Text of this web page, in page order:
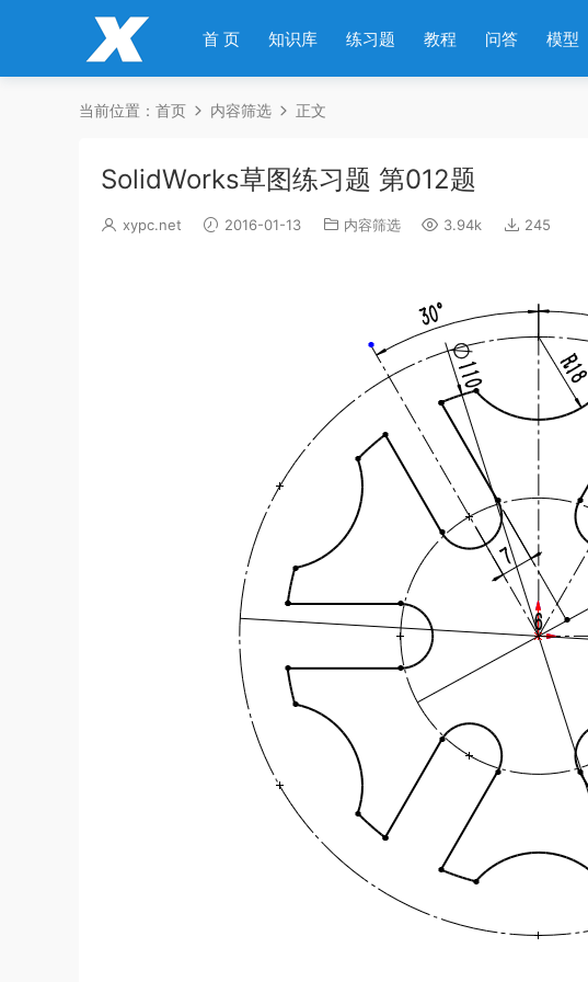
首 页 知识库 练习题 教程 问答 模型
当前位置： 首页 内容筛选 正文
SolidWorks草图练习题 第012题
xypc.net 2016-01-13 内容筛选 3.94k 245